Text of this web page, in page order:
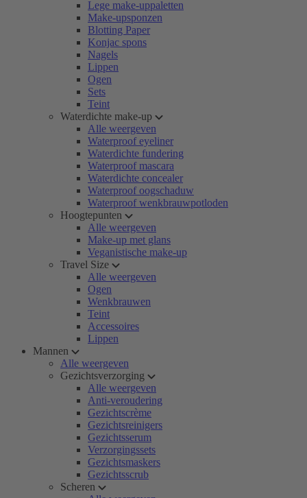
Lege make-uppaletten
Make-upsponzen
Blotting Paper
Konjac spons
Nagels
Lippen
Ogen
Sets
Teint
Waterdichte make-up
Alle weergeven
Waterproof eyeliner
Waterdichte fundering
Waterproof mascara
Waterdichte concealer
Waterproof oogschaduw
Waterproof wenkbrauwpotloden
Hoogtepunten
Alle weergeven
Make-up met glans
Veganistische make-up
Travel Size
Alle weergeven
Ogen
Wenkbrauwen
Teint
Accessoires
Lippen
Mannen
Alle weergeven
Gezichtsverzorging
Alle weergeven
Anti-veroudering
Gezichtscrème
Gezichtsreinigers
Gezichtsserum
Verzorgingssets
Gezichtsmaskers
Gezichtsscrub
Scheren